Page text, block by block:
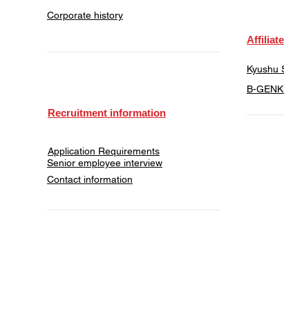
Corporate history
Kyushu
​B-
Recruitment information
Application Requirements
Senior employee interview
​Contact information